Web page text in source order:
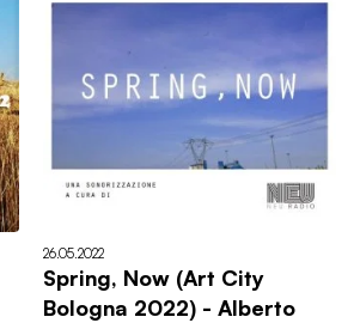
26.05.2022
Spring, Now (Art City
Bologna 2022) - Alberto